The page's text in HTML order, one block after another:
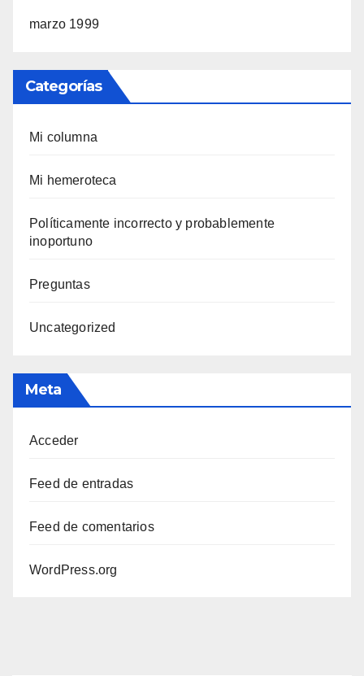
marzo 1999
Categorías
Mi columna
Mi hemeroteca
Polí­ticamente incorrecto y probablemente
inoportuno
Preguntas
Uncategorized
Meta
Acceder
Feed de entradas
Feed de comentarios
WordPress.org